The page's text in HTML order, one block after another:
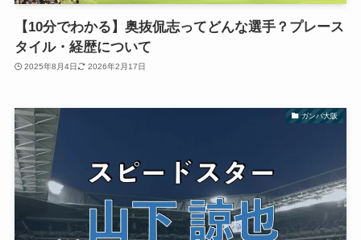
【10分でわかる】奥抜侃志ってどんな選手？プレース
タイル・経歴について
2025年8月4日 2026年2月17日
ガンバ大阪